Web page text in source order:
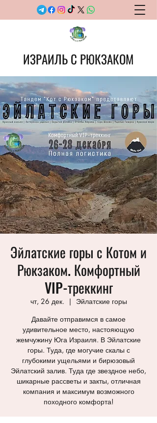
ИЗРАИЛЬ С РЮКЗАКОМ
Эйлатские горы с Котом и
Рюкзаком. Комфортный
VIP-треккинг
чт, 26 дек.
  |
Эйлатские горы
Давайте отправимся в самое
удивительное место, настояющую
жемчужину Юга Израиля. В Эйлатские
горы. Туда, где могучие скалы с
глубокими ущельями и бирюзовый
Эйлатский залив. Туда где звездное небо,
шикарные рассветы и закты, отличная
компания и максимум возможного
походного комфорта!